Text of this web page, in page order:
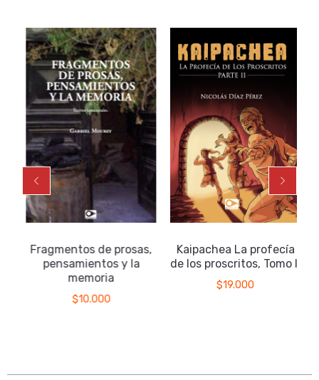
Fragmentos de prosas,
pensamientos y la
memoria
$10.000
Kaipachea La profecía
de los proscritos, Tomo II
$19.000